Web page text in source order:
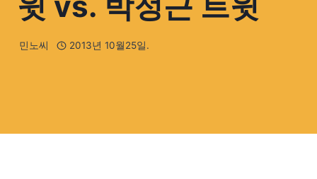
민노씨 2013년 10월25일.